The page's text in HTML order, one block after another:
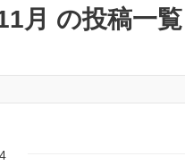
月 の投稿一覧